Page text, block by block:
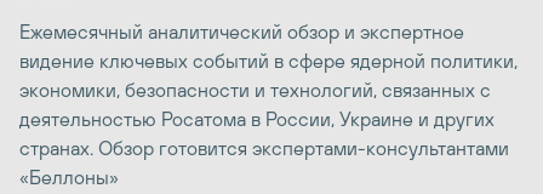
Ежемесячный аналитический обзор и экспертное
видение ключевых событий в сфере ядерной политики,
экономики, безопасности и технологий, связанных с
деятельностью Росатома в России, Украине и других
странах. Обзор готовится экспертами-консультантами
«Беллоны»